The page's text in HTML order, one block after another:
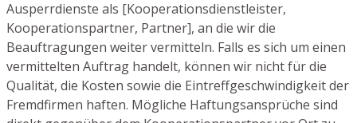
Ausperrdienste als [Kooperationsdienstleister,
Kooperationspartner, Partner], an die wir die
Beauftragungen weiter vermitteln. Falls es sich um einen
vermittelten Auftrag handelt, können wir nicht für die
Qualität, die Kosten sowie die Eintreffgeschwindigkeit der
Fremdfirmen haften. Mögliche Haftungsansprüche sind